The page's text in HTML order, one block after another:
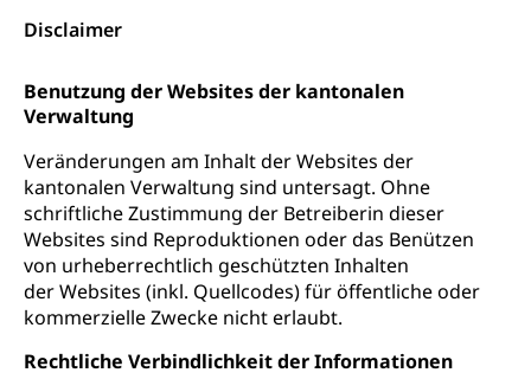
Disclaimer
Benutzung der Websites der kantonalen
Verwaltung
Veränderungen am Inhalt der Websites der
kantonalen Verwaltung sind untersagt. Ohne
schriftliche Zustimmung der Betreiberin dieser
Websites sind Reproduktionen oder das Benützen
von urheberrechtlich geschützten Inhalten
der Websites (inkl. Quellcodes) für öffentliche oder
kommerzielle Zwecke nicht erlaubt.
Rechtliche Verbindlichkeit der Informationen
Richtplanung Kanton Luzern (ARE)